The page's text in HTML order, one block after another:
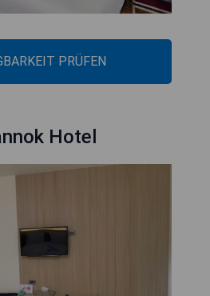
PRÜFEN
Hotel